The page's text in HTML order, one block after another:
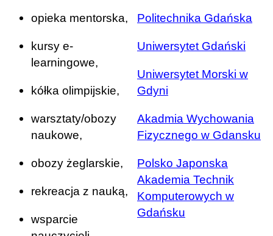
opieka mentorska,
kursy e-
learningowe,
kółka olimpijskie,
warsztaty/obozy
naukowe,
obozy żeglarskie,
rekreacja z nauką,
wsparcie
Politechnika Gdańska
Uniwersytet Gdański
Uniwersytet Morski w
Gdyni
Akadmia Wychowania
Fizycznego w Gdansku
Polsko Japonska
Akademia Technik
Komputerowych w
Gdańsku